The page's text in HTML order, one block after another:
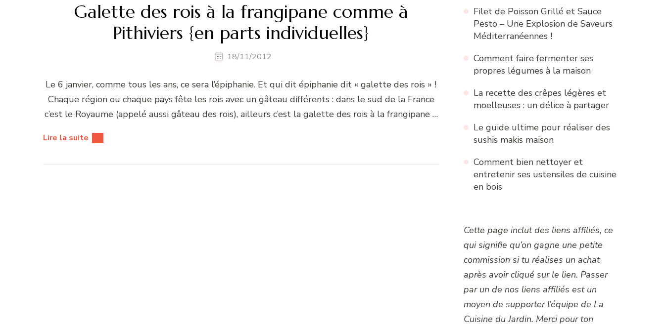
Galette des rois à la frangipane comme à
Pithiviers {en parts individuelles}
18/11/2012
Le 6 janvier, comme tous les ans, ce sera l’épiphanie. Et qui dit épiphanie dit « galette des rois » !
Chaque région ou chaque pays fête les rois avec un gâteau différents : dans le sud de la France
c’est le Royaume (appelé aussi gâteau des rois), ailleurs c’est la galette des rois à la frangipane …
Lire la suite
Filet de Poisson Grillé et Sauce
Pesto – Une Explosion de Saveurs
Méditerranéennes !
Comment faire fermenter ses
propres légumes à la maison
La recette des crêpes légères et
moelleuses : un délice à partager
Le guide ultime pour réaliser des
sushis makis maison
Comment bien nettoyer et
entretenir ses ustensiles de cuisine
en bois
Cette page inclut des liens affiliés, ce
qui signifie qu’on gagne une petite
commission si tu réalises un achat
après avoir cliqué sur le lien. Passer
par un de nos liens affiliés est un
moyen de supporter l’équipe de La
Cuisine du Jardin. Merci pour ton